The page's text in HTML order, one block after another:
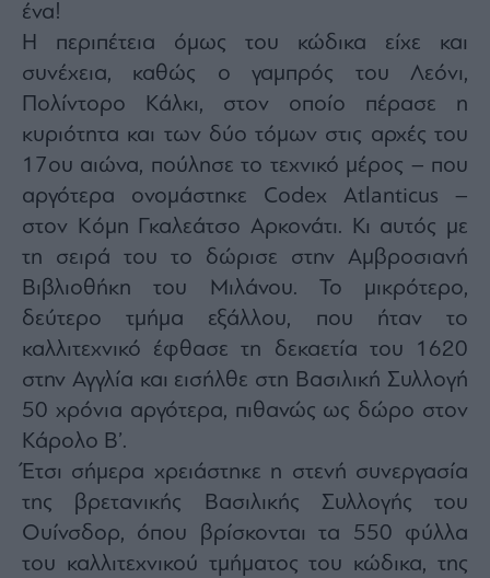
ένα!
Η περιπέτεια όμως του κώδικα είχε και
συνέχεια, καθώς ο γαμπρός του Λεόνι,
Πολίντορο Κάλκι, στον οποίο πέρασε η
κυριότητα και των δύο τόμων στις αρχές του
17ου αιώνα, πούλησε το τεχνικό μέρος – που
αργότερα ονομάστηκε Codex Atlanticus –
στον Κόμη Γκαλεάτσο Αρκονάτι. Κι αυτός με
τη σειρά του το δώρισε στην Αμβροσιανή
Βιβλιοθήκη του Μιλάνου. Το μικρότερο,
δεύτερο τμήμα εξάλλου, που ήταν το
καλλιτεχνικό έφθασε τη δεκαετία του 1620
στην Αγγλία και εισήλθε στη Βασιλική Συλλογή
50 χρόνια αργότερα, πιθανώς ως δώρο στον
Κάρολο Β’.
Έτσι σήμερα χρειάστηκε η στενή συνεργασία
της βρετανικής Βασιλικής Συλλογής του
Ουίνσδορ, όπου βρίσκονται τα 550 φύλλα
του καλλιτεχνικού τμήματος του κώδικα, της